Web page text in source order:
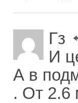
Гз
И
А в
. От 2.6